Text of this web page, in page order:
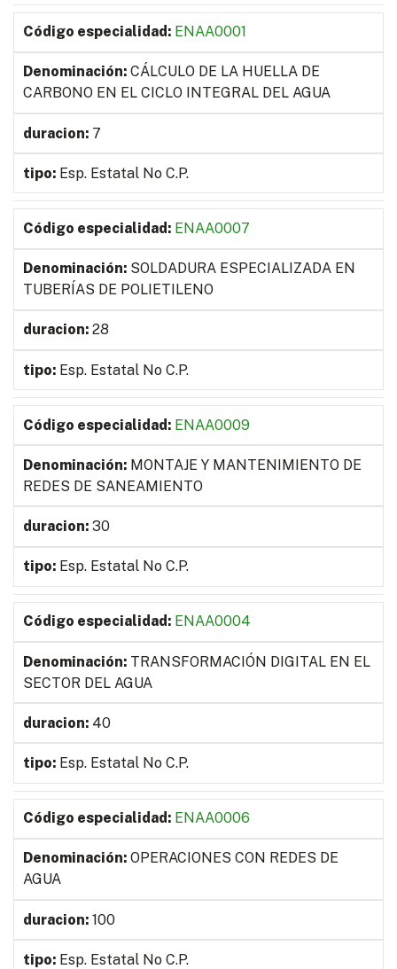
ENAA0001
CÁLCULO DE LA HUELLA DE
CARBONO EN EL CICLO INTEGRAL DEL AGUA
7
Esp. Estatal No C.P.
ENAA0007
SOLDADURA ESPECIALIZADA EN
TUBERÍAS DE POLIETILENO
28
Esp. Estatal No C.P.
ENAA0009
MONTAJE Y MANTENIMIENTO DE
REDES DE SANEAMIENTO
30
Esp. Estatal No C.P.
ENAA0004
TRANSFORMACIÓN DIGITAL EN EL
SECTOR DEL AGUA
40
Esp. Estatal No C.P.
ENAA0006
OPERACIONES CON REDES DE
AGUA
100
Esp. Estatal No C.P.